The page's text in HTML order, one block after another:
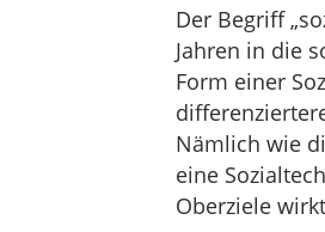
Der Begriff
Jahren in die
Form einer
Nämlich wie
eine
Oberziele